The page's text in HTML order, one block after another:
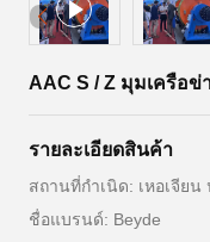
AAC S / Z มุมเครือข่
รายละเอียดสินค้า
สถานที่กำเนิด: เหอเจียน
ชื่อแบรนด์: Beyde